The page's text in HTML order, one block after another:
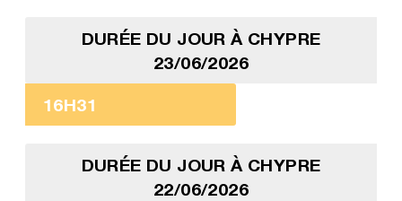
DURÉE DU JOUR À CHYPRE
23/06/2026
16H31
DURÉE DU JOUR À CHYPRE
22/06/2026